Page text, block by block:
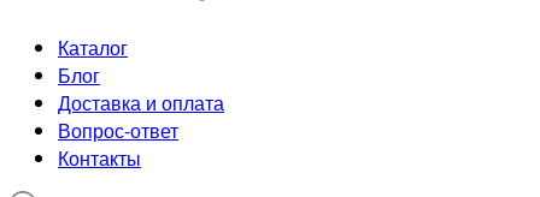
Каталог
Блог
Доставка и оплата
Вопрос-ответ
Контакты